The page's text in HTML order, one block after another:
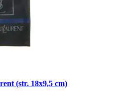
(str. 18x9,5 cm)